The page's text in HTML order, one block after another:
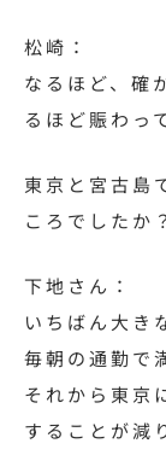
松崎：
なるほど、確
るほど賑わっ
東京と宮古島
ころでしたか？
下地さん：
いちばん大き
毎朝の通勤で
それから東京
することが減